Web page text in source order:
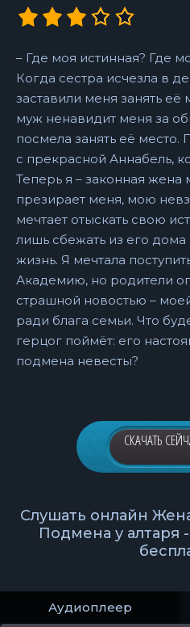
– Где моя истинная? Где
Когда сестра исчезла в
заставили меня занять её
муж ненавидит меня за
посмела занять её место.
с прекрасной Аннабель,
Теперь я – законная
презирает меня, мою
мечтает отыскать свою
лишь сбежать из его дома
жизнь. Я мечтала
Академию, но родители
страшной новостью –
ради блага семьи. Что
герцог поймёт: его
подмена невесты?
СКАЧАТЬ
Слушать онлайн
Подмена у
Аудиоплеер